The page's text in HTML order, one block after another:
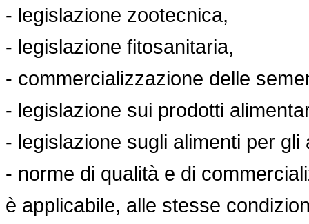
- legislazione zootecnica,
- legislazione fitosanitaria,
- commercializzazione delle
- legislazione sui prodotti
- legislazione sugli alimenti per gli
- norme di qualità e di
è applicabile, alle stesse